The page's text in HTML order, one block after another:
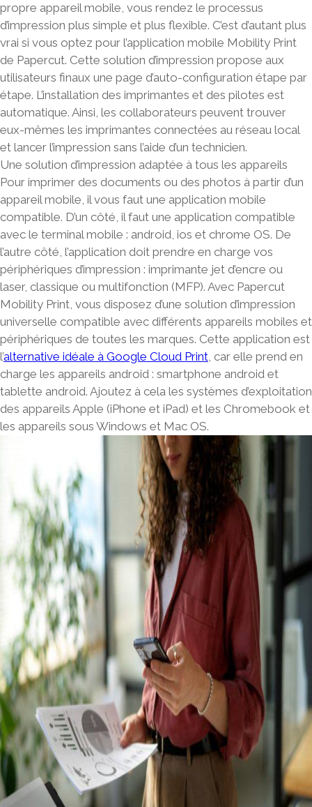
propre appareil mobile, vous rendez le processus
d’impression plus simple et plus flexible. C’est d’autant plus
vrai si vous optez pour l’application mobile Mobility Print
de Papercut. Cette solution d’impression propose aux
utilisateurs finaux une page d’auto-configuration étape par
étape. L’installation des imprimantes et des pilotes est
automatique. Ainsi, les collaborateurs peuvent trouver
eux-mêmes les imprimantes connectées au réseau local
et lancer l’impression sans l’aide d’un technicien.
Une solution d’impression adaptée à tous les appareils
Pour imprimer des documents ou des photos à partir d’un
appareil mobile, il vous faut une application mobile
compatible. D’un côté, il faut une application compatible
avec le terminal mobile : android, ios et chrome OS. De
l’autre côté, l’application doit prendre en charge vos
périphériques d’impression : imprimante jet d’encre ou
laser, classique ou multifonction (MFP). Avec Papercut
Mobility Print, vous disposez d’une solution d’impression
universelle compatible avec différents appareils mobiles et
périphériques de toutes les marques. Cette application est
l’alternative idéale à Google Cloud Print, car elle prend en
charge les appareils android : smartphone android et
tablette android. Ajoutez à cela les systèmes d’exploitation
des appareils Apple (iPhone et iPad) et les Chromebook et
les appareils sous Windows et Mac OS.